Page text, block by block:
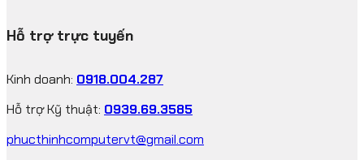
Hỗ trợ trực tuyến
Kinh doanh: 0918.004.287
Hỗ trợ Kỹ thuật: 0939.69.3585
phucthinhcomputervt@gmail.com